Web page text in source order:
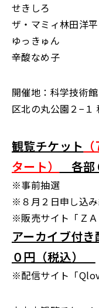
せきしろ （
ザ・マミィ林田洋
ゆっきゅん （
辛酸なめ子 （
開催地：科学技術
区北の丸公園２−１
観覧チケット
タート）
各部
※事前抽選
※８月２日申し込
※販売サイト「Ｚ
アーカイブ付
０円（税込）
※配信サイト「